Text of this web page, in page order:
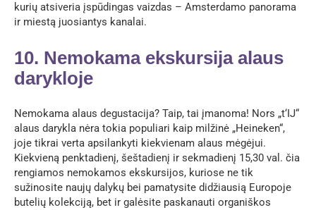
kurių atsiveria įspūdingas vaizdas – Amsterdamo panorama
ir miestą juosiantys kanalai.
10. Nemokama ekskursija alaus
darykloje
Nemokama alaus degustacija? Taip, tai įmanoma! Nors „t‘IJ“
alaus darykla nėra tokia populiari kaip milžinė „Heineken“,
joje tikrai verta apsilankyti kiekvienam alaus mėgėjui.
Kiekvieną penktadienį, šeštadienį ir sekmadienį 15,30 val. čia
rengiamos nemokamos ekskursijos, kuriose ne tik
sužinosite naujų dalykų bei pamatysite didžiausią Europoje
butelių kolekciją, bet ir galėsite paskanauti organiškos